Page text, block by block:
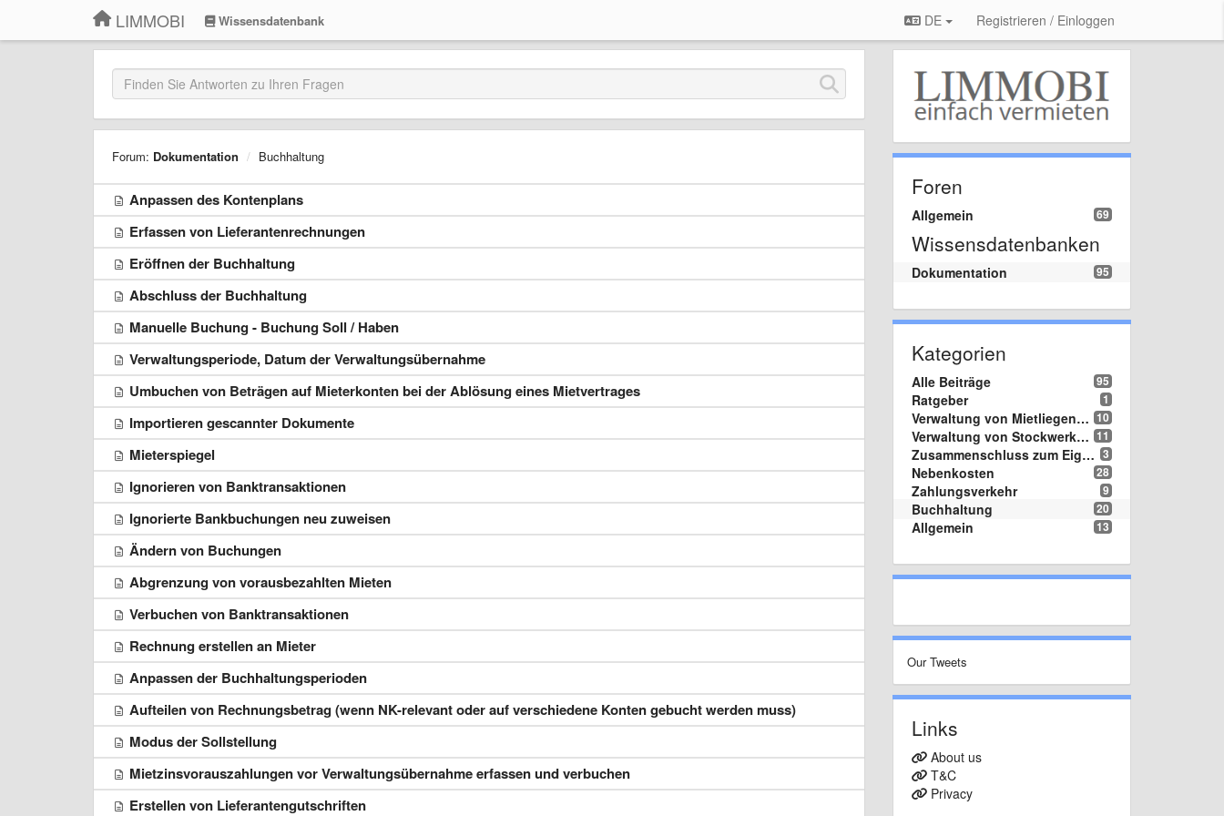
LIMMOBI Wissensdatenbank DE Registrieren / Einloggen
Forum: Dokumentation Buchhaltung
Anpassen des Kontenplans
Erfassen von Lieferantenrechnungen
Eröffnen der Buchhaltung
Abschluss der Buchhaltung
Manuelle Buchung - Buchung Soll / Haben
Verwaltungsperiode, Datum der Verwaltungsübernahme
Umbuchen von Beträgen auf Mieterkonten bei der Ablösung eines Mietvertrages
Importieren gescannter Dokumente
Mieterspiegel
Ignorieren von Banktransaktionen
Ignorierte Bankbuchungen neu zuweisen
Ändern von Buchungen
Abgrenzung von vorausbezahlten Mieten
Verbuchen von Banktransaktionen
Rechnung erstellen an Mieter
Anpassen der Buchhaltungsperioden
Aufteilen von Rechnungsbetrag (wenn NK-relevant oder auf verschiedene Konten gebucht werden muss)
Modus der Sollstellung
Mietzinsvorauszahlungen vor Verwaltungsübernahme erfassen und verbuchen
Erstellen von Lieferantengutschriften
Foren
69
Allgemein
Wissensdatenbanken
95
Dokumentation
Kategorien
95
Alle Beiträge
1
Ratgeber
10
Verwaltung von Mietliegenschaften
11
Verwaltung von Stockwerkeigentum
3
Zusammenschluss zum Eigenverbrauch - ZEV
28
Nebenkosten
9
Zahlungsverkehr
20
Buchhaltung
13
Allgemein
Our Tweets
Links
About us
T&C
Privacy